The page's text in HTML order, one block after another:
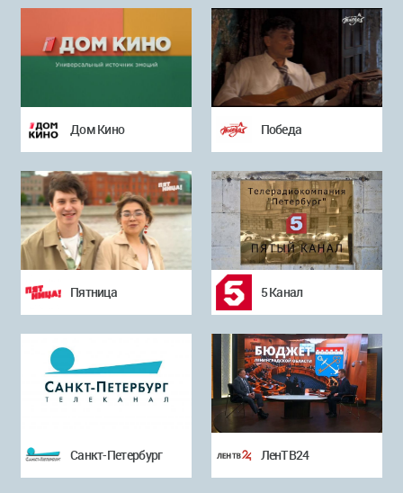
Дом Кино Победа
Пятница 5 Канал
Санкт-Петербург ЛенТВ24